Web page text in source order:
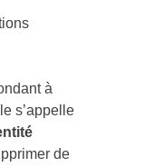
à
s’appelle
de